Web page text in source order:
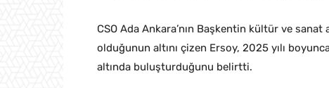
CSO Ada Ankara’nın Başkentin kültür ve
olduğunun altını çizen Ersoy, 2025 yılı
altında buluşturduğunu belirtti.